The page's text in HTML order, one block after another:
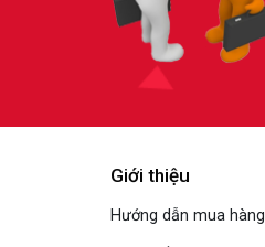
Giới thiệu
Hướng dẫn mua hàng